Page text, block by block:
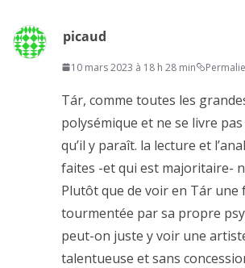
picaud
10 mars 2023 à 18 h 28 min
Tár, comme toutes les
polysémique et ne se livre
qu’il y paraît. la lecture et
faites -et qui est majoritaire-
Plutôt que de voir en Tár une
tourmentée par sa propre
peut-on juste y voir une
talentueuse et sans